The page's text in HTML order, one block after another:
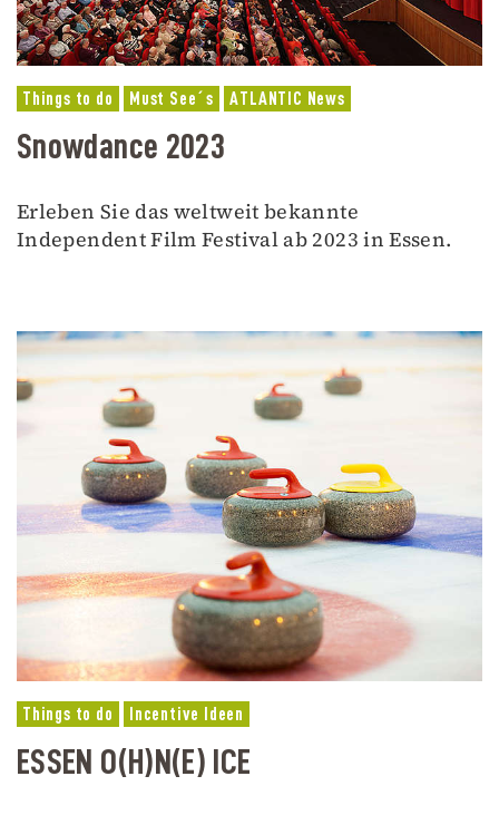
Things to do Must See´s ATLANTIC News
Snowdance 2023
Erleben Sie das weltweit bekannte
Independent Film Festival ab 2023 in Essen.
Things to do Incentive Ideen
ESSEN O(H)N(E) ICE